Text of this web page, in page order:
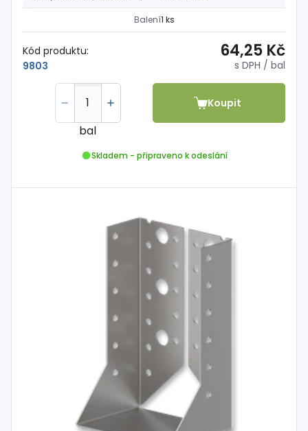
Balení1 ks
Kód produktu:
9803
64,25 Kč
s DPH / bal
bal
Koupit
Skladem - připraveno k odeslání